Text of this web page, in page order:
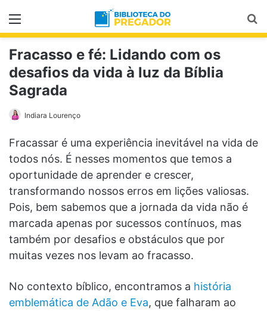
Menu
Fracasso e fé: Lidando com os
desafios da vida à luz da Bíblia
Sagrada
Indiara Lourenço
Fracassar é uma experiência inevitável na vida de
todos nós. É nesses momentos que temos a
oportunidade de aprender e crescer,
transformando nossos erros em lições valiosas.
Pois, bem sabemos que a jornada da vida não é
marcada apenas por sucessos contínuos, mas
também por desafios e obstáculos que por
muitas vezes nos levam ao fracasso.
No contexto bíblico, encontramos a história
emblemática de Adão e Eva, que falharam ao